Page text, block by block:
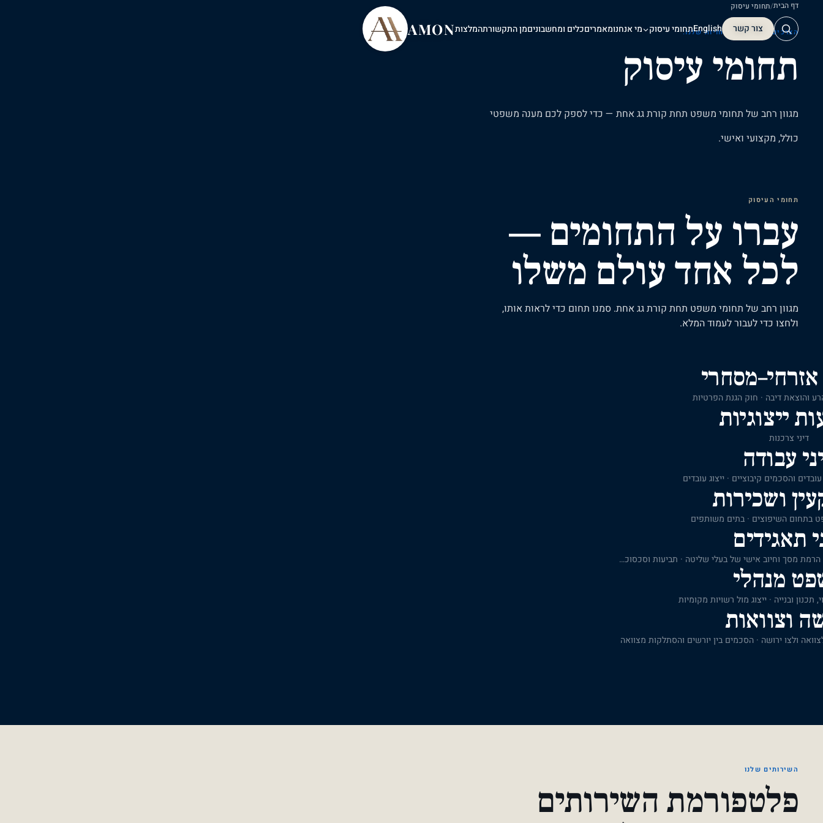
AMON תחומי עיסוק מי אנחנומאמריםכלים ומחשבוניםמן התקשורתהמלצות English
צור קשר
דף הבית/תחומי עיסוק
הצרכים שלכם. ההתמחויות שלנו.
תחומי עיסוק
מגוון רחב של תחומי משפט תחת קורתגגאחת — כדילספק לכם מענה משפטי
כולל, מקצועי ואישי.
תחומי העיסוק
עברו על התחומים —
לכל אחד עולם משלו
מגוון רחב של תחומי משפט תחת קורת גג אחת. סמנו תחום כדי לראות אותו,
ולחצו כדי לעבור לעמוד המלא.
והוצאת דיבה · חוק הגנת הפרטיות
ייצוגיות
דיני צרכנות
עבודה
והסכמים קיבוציים · ייצוג עובדים
ושכירות
בתחום השיפוצים · בתים משותפים
תאגידים
ייצוג חברות ובעלי מניות בדיני תאגידים · הרמת מסך וחיוב אישי של בעלי שליטה · תביעות וסכסוכים בין בעלי מניות ושותפים
מנהלי
תכנון ובנייה · ייצוג מול רשויות מקומיות
וצוואות
ולצו ירושה · הסכמים בין יורשים והסתלקות מצוואה
השירותים שלנו
פלטפורמת השירותים